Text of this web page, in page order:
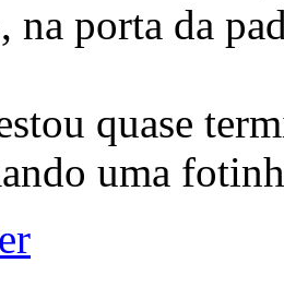
na porta da
quase
uma